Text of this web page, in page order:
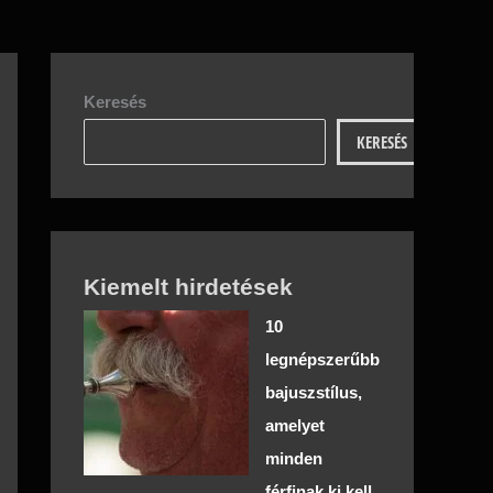
Keresés
KERESÉS
Kiemelt hirdetések
10
legnépszerűbb
bajuszstílus,
amelyet
minden